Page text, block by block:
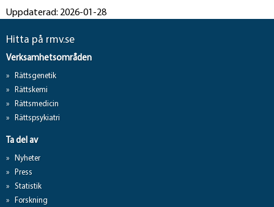
Uppdaterad: 2026-01-28
Hitta på rmv.se
Verksamhetsområden
Rättsgenetik
Rättskemi
Rättsmedicin
Rättspsykiatri
Ta del av
Nyheter
Press
Statistik
Forskning